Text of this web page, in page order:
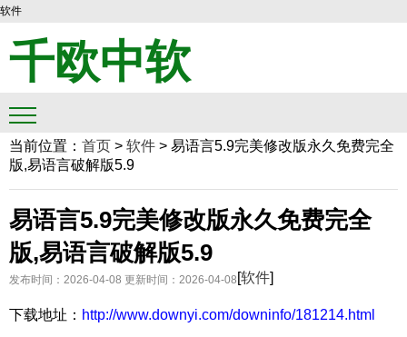
软件
千欧中软
当前位置： 首页 > 软件 > 易语言5.9完美修改版永久免费完全
版,易语言破解版5.9
易语言5.9完美修改版永久免费完全
版,易语言破解版5.9
发布时间：2026-04-08 更新时间：2026-04-08 [软件]
下载地址： http://www.downyi.com/downinfo/181214.html